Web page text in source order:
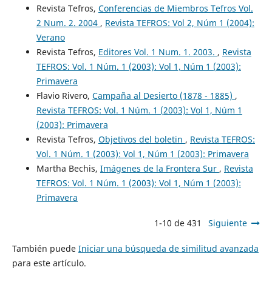
Revista Tefros, Conferencias de Miembros Tefros Vol.
2 Num. 2. 2004 , Revista TEFROS: Vol 2, Núm 1 (2004):
Verano
Revista Tefros, Editores Vol. 1 Num. 1. 2003. , Revista
TEFROS: Vol. 1 Núm. 1 (2003): Vol 1, Núm 1 (2003):
Primavera
Flavio Rivero, Campaña al Desierto (1878 - 1885) ,
Revista TEFROS: Vol. 1 Núm. 1 (2003): Vol 1, Núm 1
(2003): Primavera
Revista Tefros, Objetivos del boletin , Revista TEFROS:
Vol. 1 Núm. 1 (2003): Vol 1, Núm 1 (2003): Primavera
Martha Bechis, Imágenes de la Frontera Sur , Revista
TEFROS: Vol. 1 Núm. 1 (2003): Vol 1, Núm 1 (2003):
Primavera
1-10 de 431 Siguiente
También puede Iniciar una búsqueda de similitud avanzada
para este artículo.